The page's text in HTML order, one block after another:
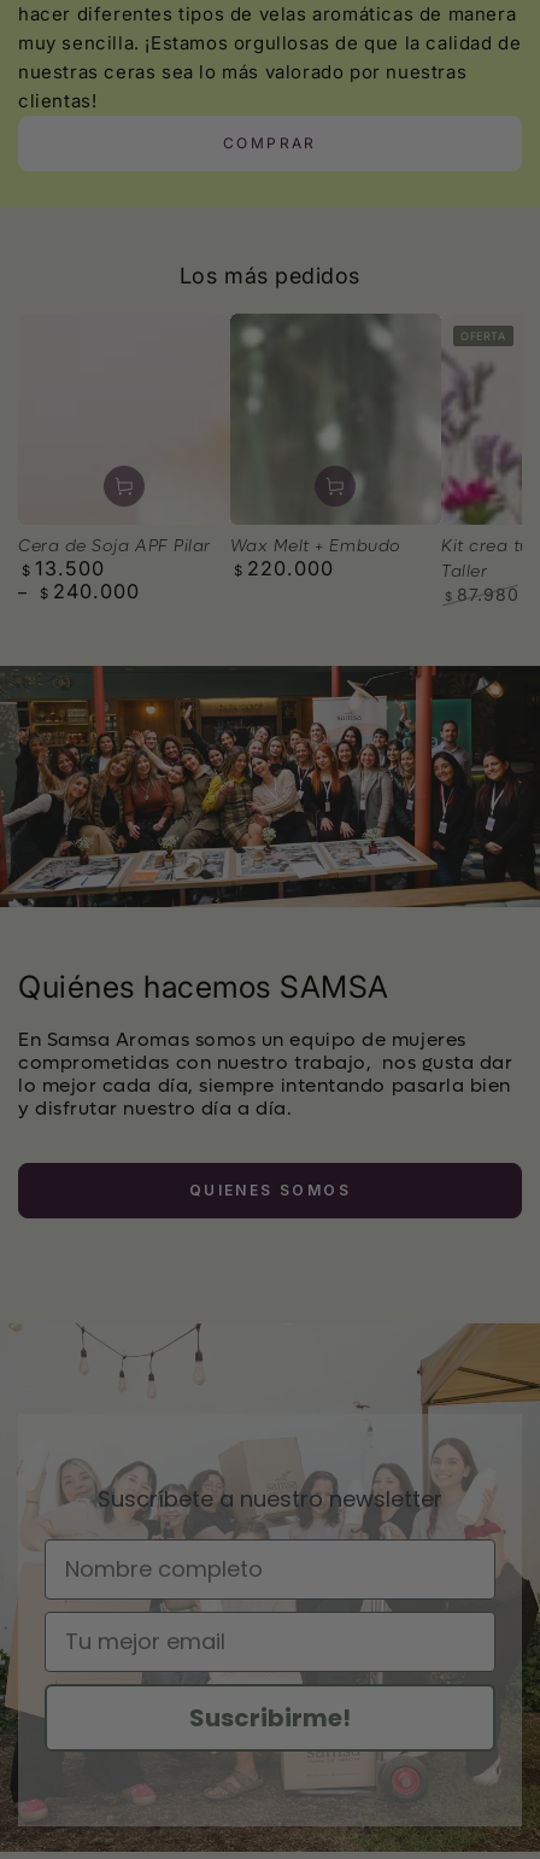
hacer diferentes tipos de velas aromáticas de manera
muy sencilla. ¡Estamos orgullosas de que la calidad de
nuestras ceras sea lo más valorado por nuestras
clientas!
COMPRAR
Los más pedidos
Cera de Soja APF Pilar
Precio
regular
$ 13.500
$ 240.000
Wax Melt + Embudo
Precio
$ 220.000
Kit crea
Taller
$ 87.980
OFERTA
Quiénes hacemos SAMSA
En Samsa Aromas somos un equipo de mujeres
comprometidas con nuestro trabajo, nos gusta dar
lo mejor cada día, siempre intentando pasarla bien
y disfrutar nuestro día a día.
QUIENES SOMOS
Suscríbete a nuestro newsletter
Nombre
Email
Suscribirme!